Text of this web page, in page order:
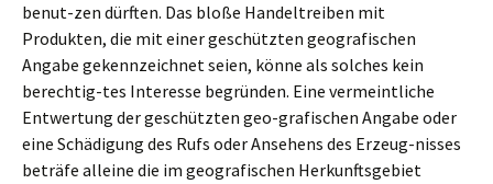
benut-zen dürften. Das bloße Handeltreiben mit
Produkten, die mit einer geschützten geografischen
Angabe gekennzeichnet seien, könne als solches kein
berechtig-tes Interesse begründen. Eine vermeintliche
Entwertung der geschützten geo-grafischen Angabe oder
eine Schädigung des Rufs oder Ansehens des Erzeug-nisses
beträfe alleine die im geografischen Herkunftsgebiet